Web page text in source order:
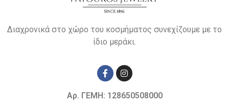
Διαχρονικά στο χώρο του κοσμήματος συνεχίζουμε με το
ίδιο μεράκι.
Αρ. ΓΕΜΗ: 128650508000